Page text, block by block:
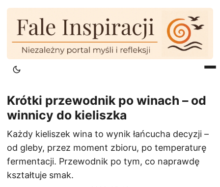
Krótki przewodnik po winach – od
winnicy do kieliszka
Każdy kieliszek wina to wynik łańcucha decyzji –
od gleby, przez moment zbioru, po temperaturę
fermentacji. Przewodnik po tym, co naprawdę
kształtuje smak.